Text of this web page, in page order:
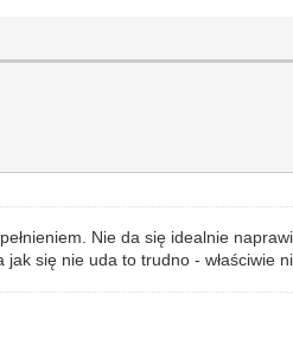
Nie da się idealnie
się nie uda to trudno - właściwie